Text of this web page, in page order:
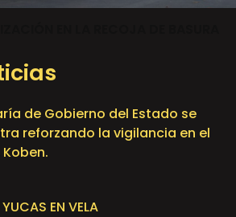
de Gobierno del Estado se
reforzando la vigilancia en el
EN VELA